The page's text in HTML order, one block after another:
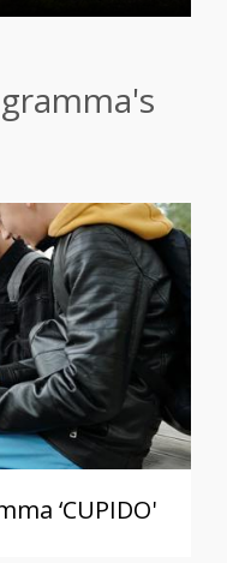
‘CUPIDO'